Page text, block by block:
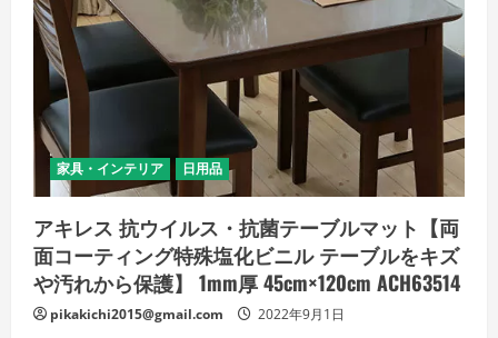
コ
ー
ィ
ン
化
ビ
ニ
テ
ー
ブ
ル
を
ズ
家具・インテリア 日用品
アキレス 抗ウイルス・抗菌テーブルマット【両
面コーティング特殊塩化ビニル テーブルをキズ
や汚れから保護】 1mm厚 45cm×120cm ACH63514
pikakichi2015@gmail.com 2022年9月1日